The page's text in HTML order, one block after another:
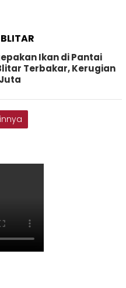
Ikan di Pantai
Terbakar, Kerugian